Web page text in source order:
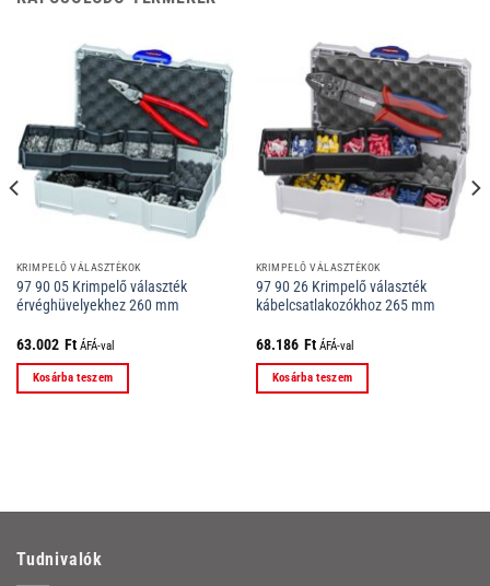
KRIMPELŐ VÁLASZTÉKOK
97 90 05 Krimpelő választék
érvéghüvelyekhez 260 mm
63.002 Ft ÁFÁ-val
Kosárba teszem
KRIMPELŐ VÁLASZTÉKOK
97 90 26 Krimpelő választék
kábelcsatlakozókhoz 265 mm
68.186 Ft ÁFÁ-val
Kosárba teszem
Tudnivalók